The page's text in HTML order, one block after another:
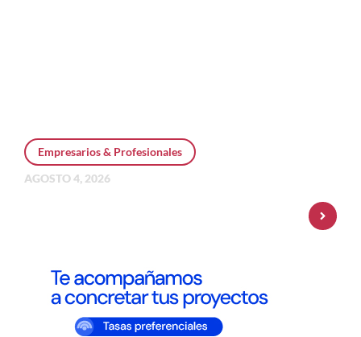
Empresarios & Profesionales
AGOSTO 4, 2026